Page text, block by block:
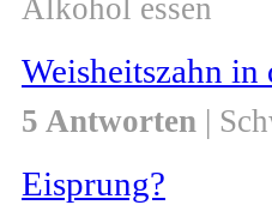
Alkohol essen
Weisheitszahn in
5 Antworten |
Eisprung?